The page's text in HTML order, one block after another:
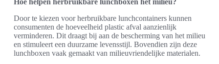
Door te kiezen voor herbruikbare lunchcontainers kunnen
consumenten de hoeveelheid plastic afval aanzienlijk
verminderen. Dit draagt bij aan de bescherming van het milieu
en stimuleert een duurzame levensstijl. Bovendien zijn deze
lunchboxen vaak gemaakt van milieuvriendelijke materialen.